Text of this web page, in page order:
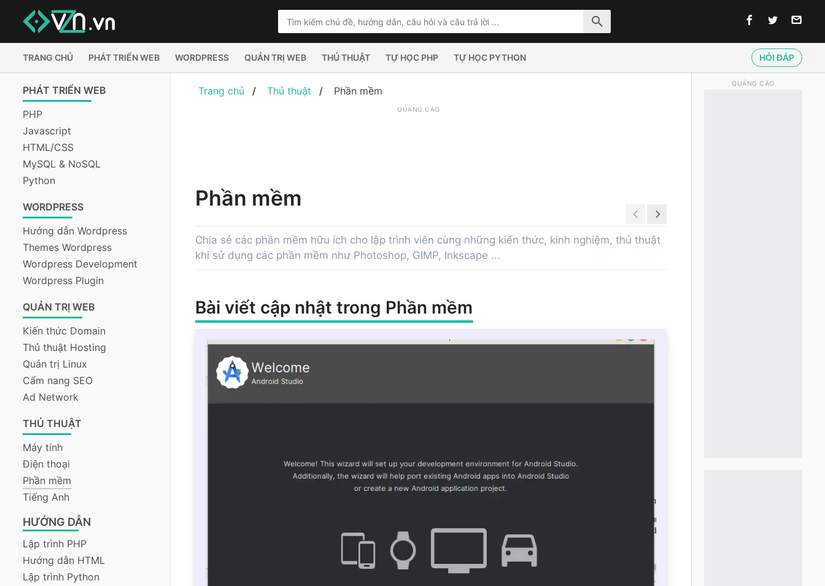
TRANG CHỦ PHÁT TRIỂN WEB WORDPRESS QUẢN TRỊ WEB THỦ THUẬT TỰ HỌC PHP TỰ HỌC PYTHON HỎI ĐÁP
PHÁT TRIỂN WEB
PHP
Javascript
HTML/CSS
MySQL & NoSQL
Python
WORDPRESS
Hướng dẫn Wordpress
Themes Wordpress
Wordpress Development
Wordpress Plugin
QUẢN TRỊ WEB
Kiến thức Domain
Thủ thuật Hosting
Quản trị Linux
Cẩm nang SEO
Ad Network
THỦ THUẬT
Máy tính
Điện thoại
Phần mềm
Tiếng Anh
HƯỚNG DẪN
Lập trình PHP
Hướng dẫn HTML
Lập trình Python
Trang chủ Thủ thuật Phần mềm
QUẢNG CÁO
Phần mềm
Chia sẻ các phần mềm hữu ích cho lập trình viên cùng những kiến thức, kinh nghiệm, thủ thuật
khi sử dụng các phần mềm như Photoshop, GIMP, Inkscape ...
Bài viết cập nhật trong Phần mềm
QUẢNG CÁO